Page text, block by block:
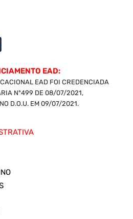
EAD:
EAD FOI CREDENCIADA
Nº499 DE 08/07/2021,
D.O.U. EM 09/07/2021.